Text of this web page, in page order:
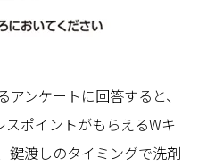
ンケートに回答すると、
ポイントがもらえるWキ
鍵渡しのタイミングで洗剤